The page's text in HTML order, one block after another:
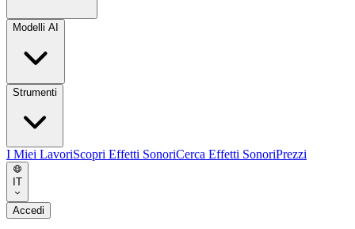
Modelli AI
Strumenti
I Miei LavoriScopri Effetti SonoriCerca Effetti SonoriPrezzi
IT
Accedi